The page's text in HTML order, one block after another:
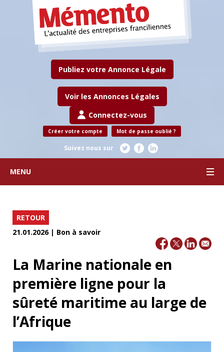
Publiez votre Annonce Légale
Voir les Annonces Légales
Connectez-vous
Créer votre compte Mot de passe oublié ?
Suivez nous sur
MENU
RETOUR
21.01.2026 | Bon à savoir
La Marine nationale en
première ligne pour la
sûreté maritime au large de
l’Afrique